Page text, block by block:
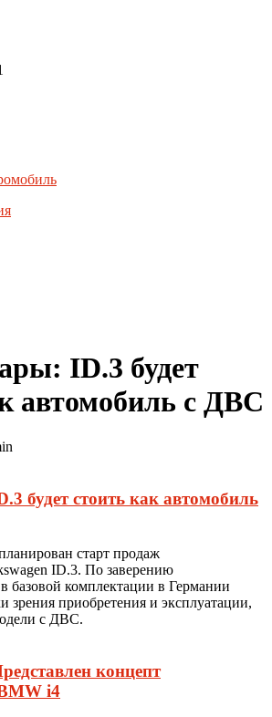
ID.3 будет
автомобиль с ДВС
будет стоить как автомобиль
старт продаж
ID.3. По заверению
базовой комплектации в Германии
зрения приобретения и эксплуатации,
с ДВС.
концепт
i4